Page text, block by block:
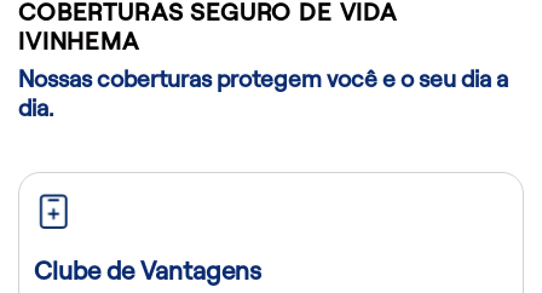
COBERTURAS SEGURO DE VIDA
IVINHEMA
Nossas coberturas protegem você e o seu dia a
dia.
Clube de Vantagens